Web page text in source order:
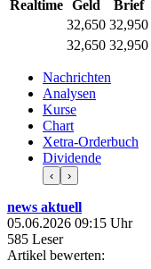
Realtime Geld Brief
32,650 32,950
32,650 32,950
Nachrichten
Analysen
Kurse
Chart
Xetra-Orderbuch
Dividende
‹ ›
news aktuell
05.06.2026 09:15 Uhr
585 Leser
Artikel bewerten: